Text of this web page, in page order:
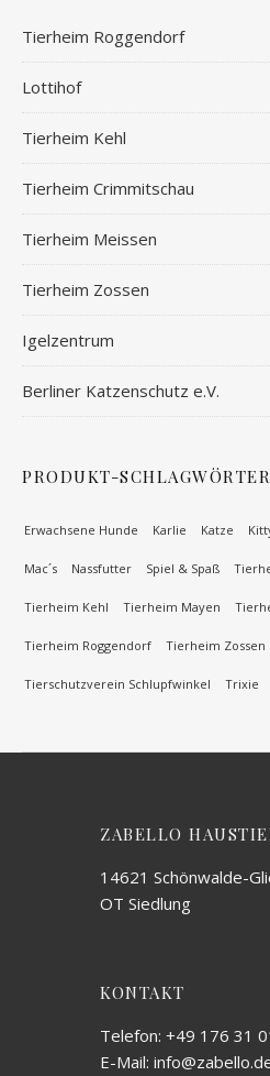
Tierheim Roggendorf
Lottihof
Tierheim Kehl
Tierheim Crimmitschau
Tierheim Meissen
Tierheim Zossen
Igelzentrum
Berliner Katzenschutz e.V.
PRODUKT-SCHLAGWÖRTER
Erwachsene Hunde Karlie Katze
Mac´s Nassfutter Spiel & Spaß
Tierheim Kehl Tierheim Mayen
Tierheim Roggendorf Tierheim Zossen
Tierschutzverein Schlupfwinkel Trixie
ZABELLO
14621 Schönwalde-
OT Siedlung
KONTAKT
Telefon: +49 176 31
E-Mail: